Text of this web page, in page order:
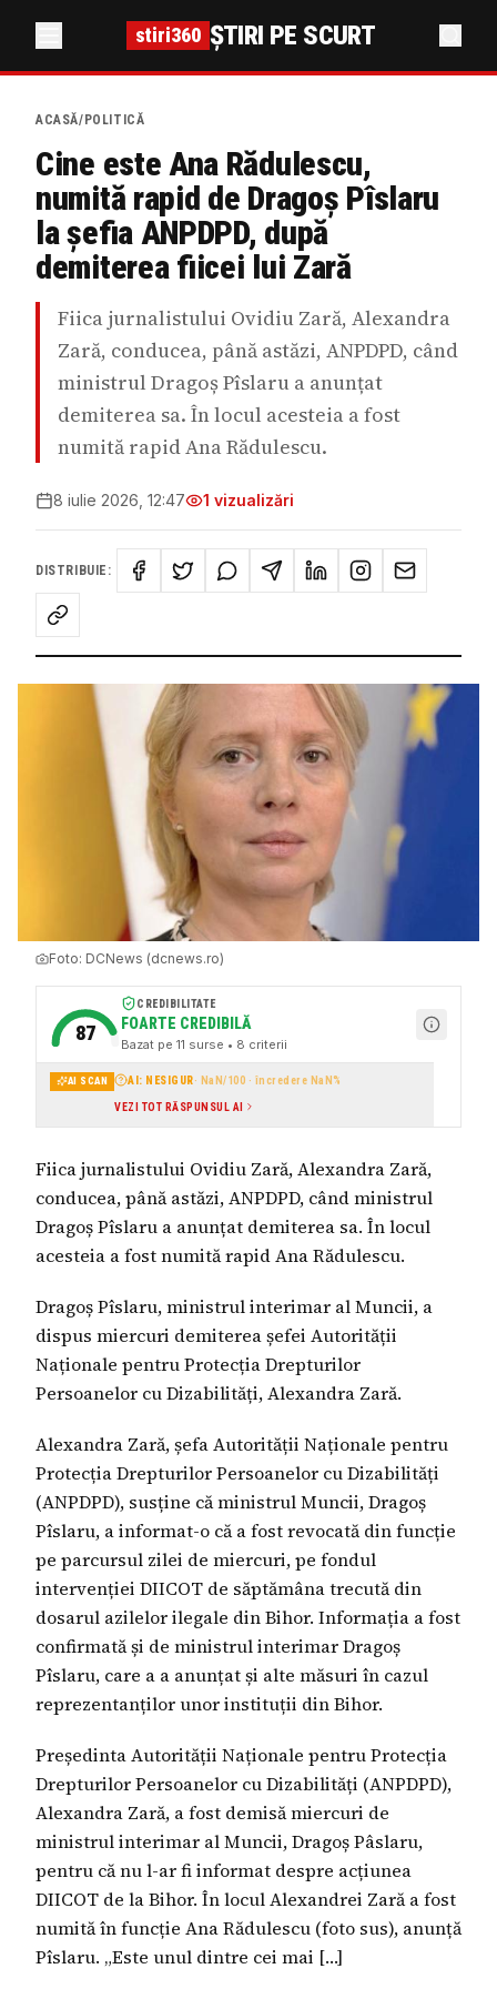
stiri360 ȘTIRI PE SCURT
ACASĂ/ POLITICĂ
Cine este Ana Rădulescu,
numită rapid de Dragoș Pîslaru
la șefia ANPDPD, după
demiterea fiicei lui Zară
Fiica jurnalistului Ovidiu Zară, Alexandra
Zară, conducea, până astăzi, ANPDPD, când
ministrul Dragoș Pîslaru a anunțat
demiterea sa. În locul acesteia a fost
numită rapid Ana Rădulescu.
8 iulie 2026, 12:47 1 vizualizări
DISTRIBUIE:
Foto: DCNews (dcnews.ro)
87
CREDIBILITATE
FOARTE CREDIBILĂ
Bazat pe 11 surse • 8 criterii
AI SCAN AI: NESIGUR· NaN/100 · încredere NaN%
VEZI TOT RĂSPUNSUL AI
Fiica jurnalistului Ovidiu Zară, Alexandra Zară,
conducea, până astăzi, ANPDPD, când ministrul
Dragoș Pîslaru a anunțat demiterea sa. În locul
acesteia a fost numită rapid Ana Rădulescu.
Dragoș Pîslaru, ministrul interimar al Muncii, a
dispus miercuri demiterea șefei Autorității
Naționale pentru Protecția Drepturilor
Persoanelor cu Dizabilități, Alexandra Zară.
Alexandra Zară, șefa Autorității Naționale pentru
Protecția Drepturilor Persoanelor cu Dizabilități
(ANPDPD), susține că ministrul Muncii, Dragoș
Pîslaru, a informat-o că a fost revocată din funcție
pe parcursul zilei de miercuri, pe fondul
intervenției DIICOT de săptămâna trecută din
dosarul azilelor ilegale din Bihor. Informația a fost
confirmată și de ministrul interimar Dragoș
Pîslaru, care a a anunțat și alte măsuri în cazul
reprezentanților unor instituții din Bihor.
Președinta Autorității Naționale pentru Protecția
Drepturilor Persoanelor cu Dizabilități (ANPDPD),
Alexandra Zară, a fost demisă miercuri de
ministrul interimar al Muncii, Dragoș Pâslaru,
pentru că nu l-ar fi informat despre acțiunea
DIICOT de la Bihor. În locul Alexandrei Zară a fost
numită în funcție Ana Rădulescu (foto sus), anunță
Pîslaru. „Este unul dintre cei mai […]